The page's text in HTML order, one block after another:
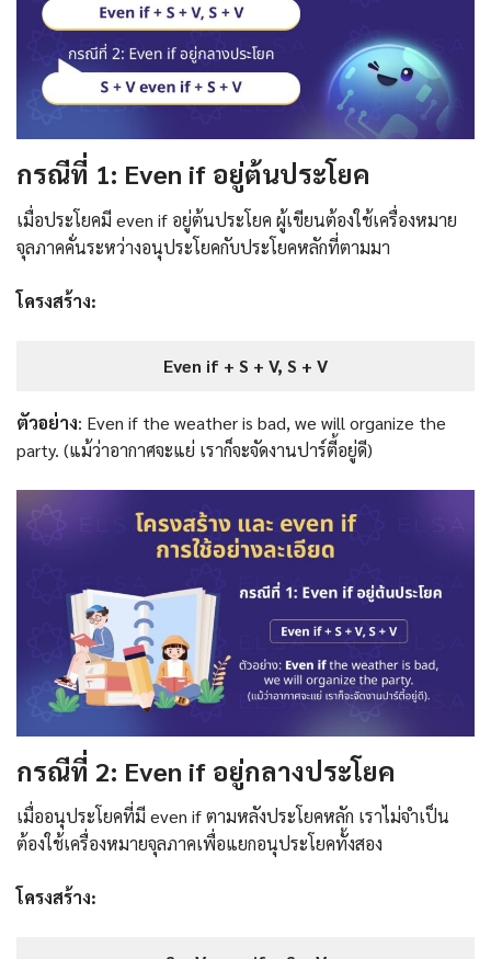
กรณีที่ 1: Even if อยู่ต้นประโยค
เมื่อประโยคมี even if อยู่ต้นประโยค ผู้เขียนต้องใช้เครื่องหมาย
จุลภาคคั่นระหว่างอนุประโยคกับประโยคหลักที่ตามมา
โครงสร้าง:
Even if + S + V, S + V
ตัวอย่าง: Even if the weather is bad, we will organize the
party. (แม้ว่าอากาศจะแย่ เราก็จะจัดงานปาร์ตี้อยู่ดี)
กรณีที่ 2: Even if อยู่กลางประโยค
เมื่ออนุประโยคที่มี even if ตามหลังประโยคหลัก เราไม่จำเป็น
ต้องใช้เครื่องหมายจุลภาคเพื่อแยกอนุประโยคทั้งสอง
โครงสร้าง: